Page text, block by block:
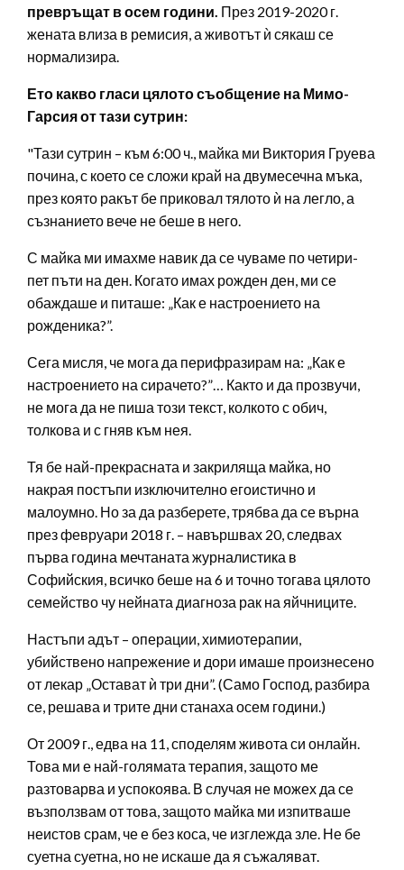
превръщат в осем години. През 2019-2020 г.
жената влиза в ремисия, а животът ѝ сякаш се
нормализира.
Ето какво гласи цялото съобщение на Мимо-
Гарсия от тази сутрин:
"Тази сутрин – към 6:00 ч., майка ми Виктория Груева
почина, с което се сложи край на двумесечна мъка,
през която ракът бе приковал тялото ѝ на легло, а
съзнанието вече не беше в него.
С майка ми имахме навик да се чуваме по четири-
пет пъти на ден. Когато имах рожден ден, ми се
обаждаше и питаше: „Как е настроението на
рожденика?”.
Сега мисля, че мога да перифразирам на: „Как е
настроението на сирачето?”… Както и да прозвучи,
не мога да не пиша този текст, колкото с обич,
толкова и с гняв към нея.
Тя бе най-прекрасната и закриляща майка, но
накрая постъпи изключително егоистично и
малоумно. Но за да разберете, трябва да се върна
през февруари 2018 г. – навършвах 20, следвах
първа година мечтаната журналистика в
Софийския, всичко беше на 6 и точно тогава цялото
семейство чу нейната диагноза рак на яйчниците.
Настъпи адът – операции, химиотерапии,
убийствено напрежение и дори имаше произнесено
от лекар „Остават ѝ три дни”. (Само Господ, разбира
се, решава и трите дни станаха осем години.)
От 2009 г., едва на 11, споделям живота си онлайн.
Това ми е най-голямата терапия, защото ме
разтоварва и успокоява. В случая не можех да се
възползвам от това, защото майка ми изпитваше
неистов срам, че е без коса, че изглежда зле. Не бе
суетна суетна, но не искаше да я съжаляват.